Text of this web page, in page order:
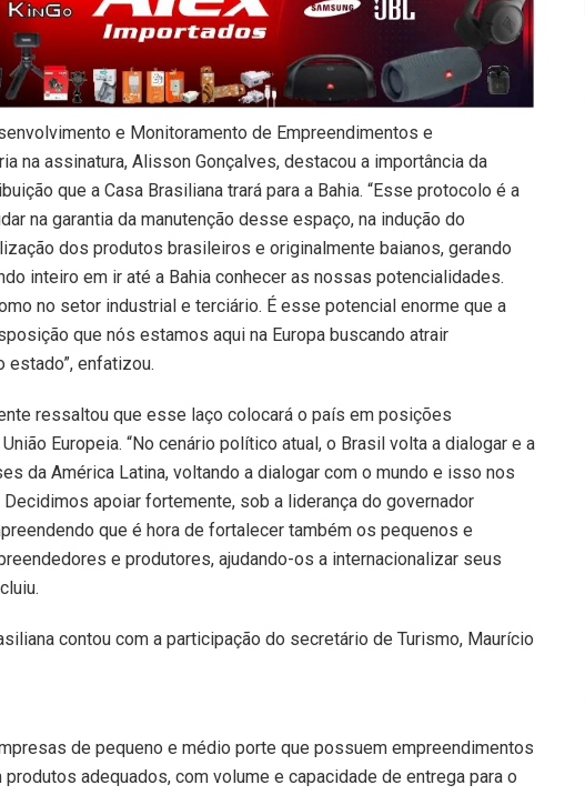
e Monitoramento de Empreendimentos e
na assinatura, Alisson Gonçalves, destacou a importância da
que a Casa Brasiliana trará para a Bahia. “Esse protocolo é a
na garantia da manutenção desse espaço, na indução do
dos produtos brasileiros e originalmente baianos, gerando
inteiro em ir até a Bahia conhecer as nossas potencialidades.
no setor industrial e terciário. É esse potencial enorme que a
que nós estamos aqui na Europa buscando atrair
enfatizou.
ressaltou que esse laço colocará o país em posições
Europeia. “No cenário político atual, o Brasil volta a dialogar e a
da América Latina, voltando a dialogar com o mundo e isso nos
apoiar fortemente, sob a liderança do governador
que é hora de fortalecer também os pequenos e
e produtores, ajudando-os a internacionalizar seus
contou com a participação do secretário de Turismo, Maurício
de pequeno e médio porte que possuem empreendimentos
produtos adequados, com volume e capacidade de entrega para o